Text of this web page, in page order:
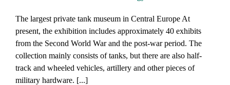
The largest private tank museum in Central Europe At
present, the exhibition includes approximately 40 exhibits
from the Second World War and the post-war period. The
collection mainly consists of tanks, but there are also half-
track and wheeled vehicles, artillery and other pieces of
military hardware. [...]